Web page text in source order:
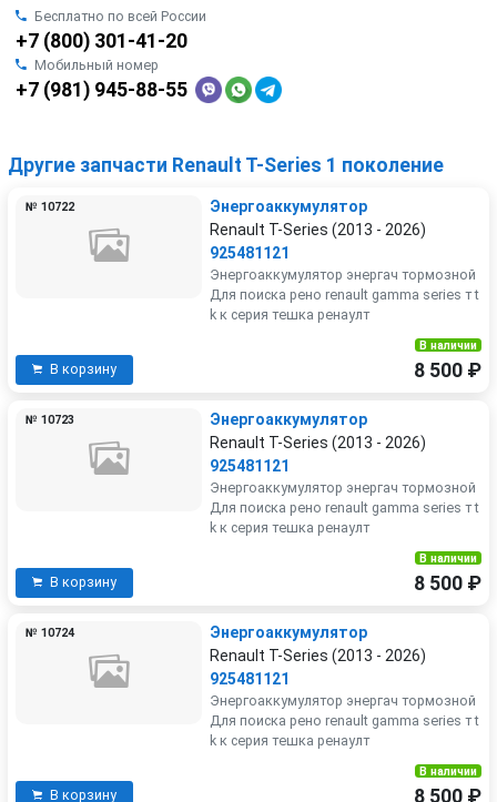
Бесплатно по всей России
+7 (800) 301-41-20
Мобильный номер
+7 (981) 945-88-55
Другие запчасти Renault T-Series 1 поколение
№ 10722
Энергоаккумулятор
Renault T-Series (2013 - 2026)
925481121
Энергоаккумулятор энергач тормозной
Для поиска рено renault gamma series т t
k к серия тешка ренаулт
В корзину
В наличии
8 500 ₽
№ 10723
Энергоаккумулятор
Renault T-Series (2013 - 2026)
925481121
Энергоаккумулятор энергач тормозной
Для поиска рено renault gamma series т t
k к серия тешка ренаулт
В корзину
В наличии
8 500 ₽
№ 10724
Энергоаккумулятор
Renault T-Series (2013 - 2026)
925481121
Энергоаккумулятор энергач тормозной
Для поиска рено renault gamma series т t
k к серия тешка ренаулт
В корзину
В наличии
8 500 ₽